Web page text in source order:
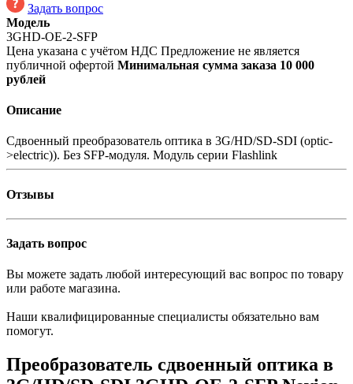
Задать вопрос
Модель
3GHD-OE-2-SFP
Цена указана с учётом НДС Предложение не является
публичной офертой Минимальная сумма заказа 10 000
рублей
Описание
Сдвоенный преобразователь оптика в 3G/HD/SD-SDI (optic-
>electric)). Без SFP-модуля. Модуль серии Flashlink
Отзывы
Задать вопрос
Вы можете задать любой интересующий вас вопрос по товару
или работе магазина.
Наши квалифицированные специалисты обязательно вам
помогут.
Преобразователь сдвоенный оптика в